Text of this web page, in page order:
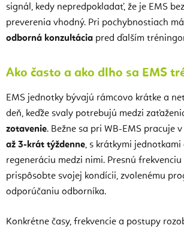
signál, kedy nepredpokladať, že je EMS
preverenia vhodný. Pri pochybnostiach
odborná konzultácia pred ďalším
Ako často a ako dlho sa EMS
EMS jednotky bývajú rámcovo krátke a
deň, keďže svaly potrebujú medzi
zotavenie. Bežne sa pri WB-EMS pracuje
až 3-krát týždenne, s krátkymi jednotkami
regeneráciu medzi nimi. Presnú
prispôsobte svojej kondícii, zvolenému
odporúčaniu odborníka.
Konkrétne časy, frekvencie a postupy